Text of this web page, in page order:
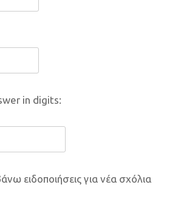
in digits:
ειδοποιήσεις για νέα σχόλια